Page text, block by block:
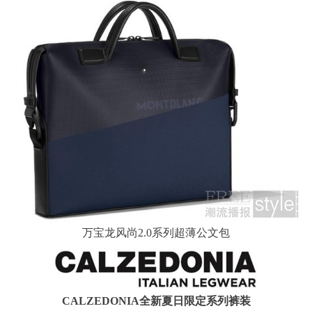
万宝龙风尚2.0系列超薄公文包
CALZEDONIA全新夏日限定系列裤装